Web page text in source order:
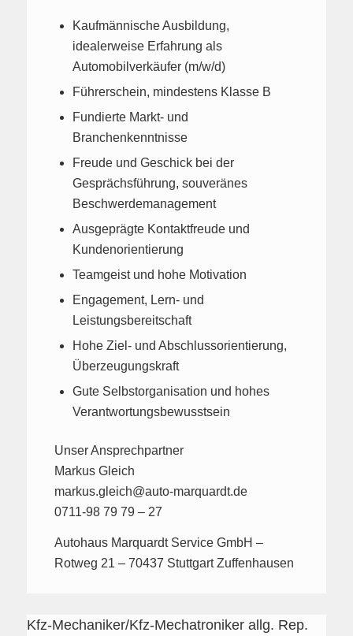
Kaufmännische Ausbildung,
idealerweise Erfahrung als
Automobilverkäufer (m/w/d)
Führerschein, mindestens Klasse B
Fundierte Markt- und
Branchenkenntnisse
Freude und Geschick bei der
Gesprächsführung, souveränes
Beschwerdemanagement
Ausgeprägte Kontaktfreude und
Kundenorientierung
Teamgeist und hohe Motivation
Engagement, Lern- und
Leistungsbereitschaft
Hohe Ziel- und Abschlussorientierung,
Überzeugungskraft
Gute Selbstorganisation und hohes
Verantwortungsbewusstsein
Unser Ansprechpartner
Markus Gleich
markus.gleich@auto-marquardt.de
0711-98 79 79 – 27
Autohaus Marquardt Service GmbH –
Rotweg 21 – 70437 Stuttgart Zuffenhausen
Kfz-Mechaniker/Kfz-Mechatroniker allg. Rep.